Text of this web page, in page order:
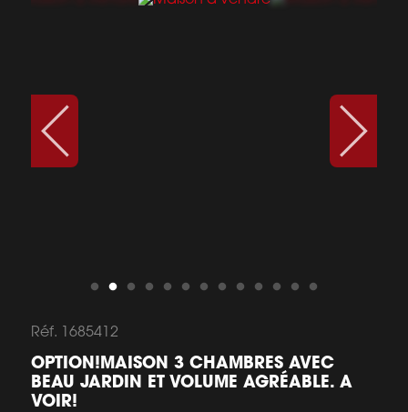
Réf. 1685412
OPTION!MAISON 3 CHAMBRES AVEC
BEAU JARDIN ET VOLUME AGRÉABLE. A
VOIR!